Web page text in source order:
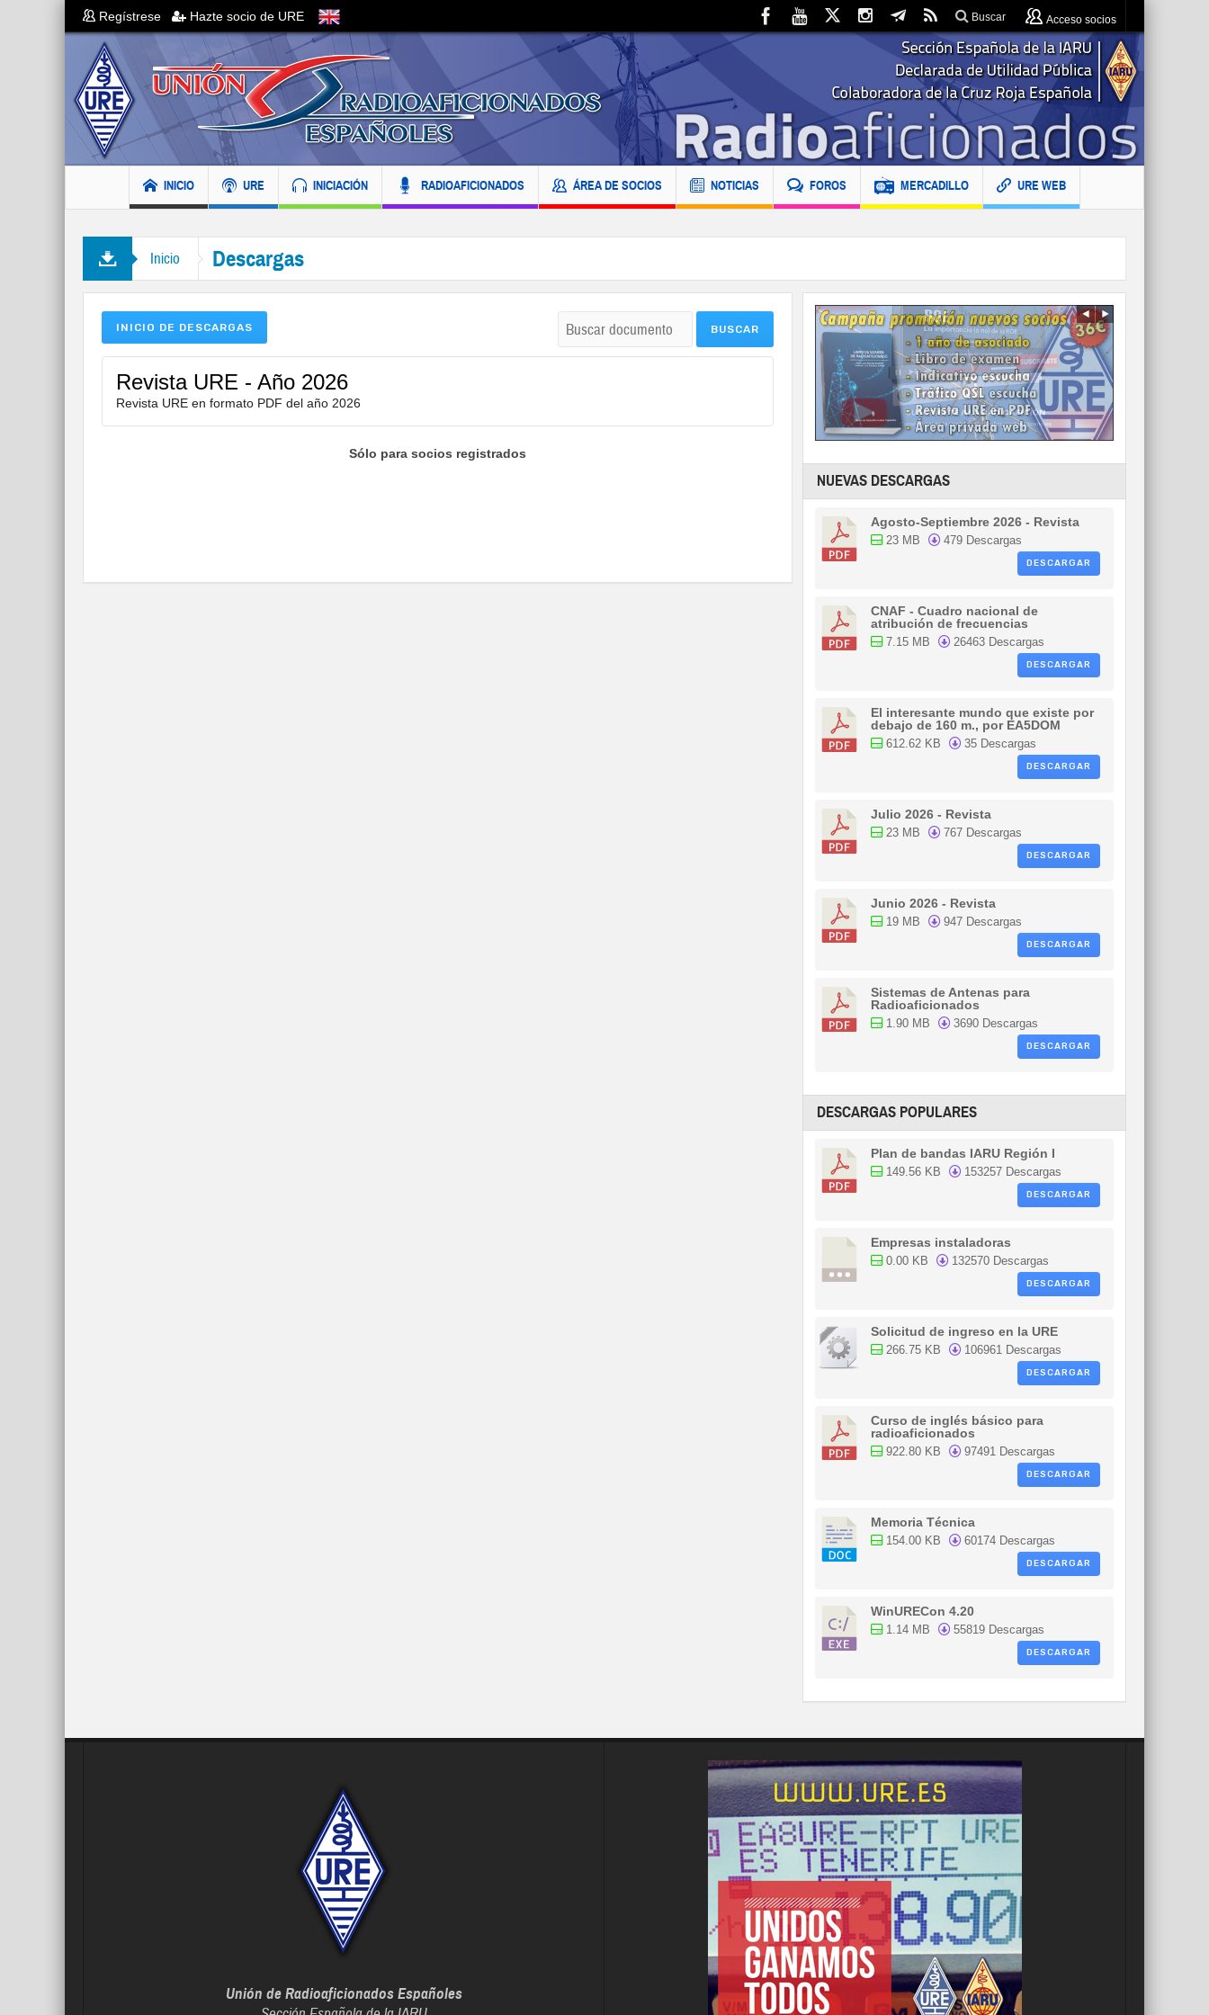
Regístrese Hazte socio de URE Buscar Acceso socios
INICIO URE INICIACIÓN RADIOAFICIONADOS ÁREA DE SOCIOS NOTICIAS FOROS MERCADILLO URE WEB
Inicio Descargas
INICIO DE DESCARGAS
Revista URE - Año 2026
Revista URE en formato PDF del año 2026
Sólo para socios registrados
NUEVAS DESCARGAS
Agosto-Septiembre 2026 - Revista
23 MB
479 Descargas
DESCARGAR
CNAF - Cuadro nacional de
atribución de frecuencias
7.15 MB
26463 Descargas
DESCARGAR
El interesante mundo que existe por
debajo de 160 m., por EA5DOM
612.62 KB
35 Descargas
DESCARGAR
Julio 2026 - Revista
23 MB
767 Descargas
DESCARGAR
Junio 2026 - Revista
19 MB
947 Descargas
DESCARGAR
Sistemas de Antenas para
Radioaficionados
1.90 MB
3690 Descargas
DESCARGAR
DESCARGAS POPULARES
Plan de bandas IARU Región I
149.56 KB
153257 Descargas
DESCARGAR
Empresas instaladoras
0.00 KB
132570 Descargas
DESCARGAR
Solicitud de ingreso en la URE
266.75 KB
106961 Descargas
DESCARGAR
Curso de inglés básico para
radioaficionados
922.80 KB
97491 Descargas
DESCARGAR
Memoria Técnica
154.00 KB
60174 Descargas
DESCARGAR
WinURECon 4.20
1.14 MB
55819 Descargas
DESCARGAR
Unión de Radioaficionados Españoles